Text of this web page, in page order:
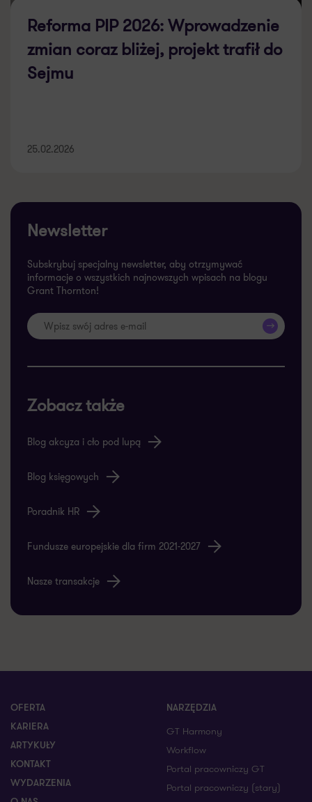
Reforma PIP 2026: Wprowadzenie
zmian coraz bliżej, projekt trafił do
Sejmu
25.02.2026
Newsletter
Subskrybuj specjalny newsletter, aby otrzymywać
informacje o wszystkich najnowszych wpisach na blogu
Grant Thornton!
>>
Zobacz także
Blog akcyza i cło pod lupą
Blog księgowych
Poradnik HR
Fundusze europejskie dla firm 2021-2027
Nasze transakcje
OFERTA
KARIERA
ARTYKUŁY
KONTAKT
WYDARZENIA
NARZĘDZIA
GT Harmony
Workflow
Portal pracowniczy GT
Portal pracowniczy (stary)